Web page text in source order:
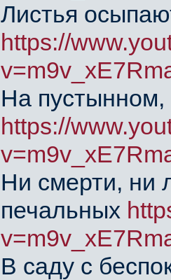
Листья
https://
На пустынном,
https://
Ни смерти, ни
печальных
В саду с